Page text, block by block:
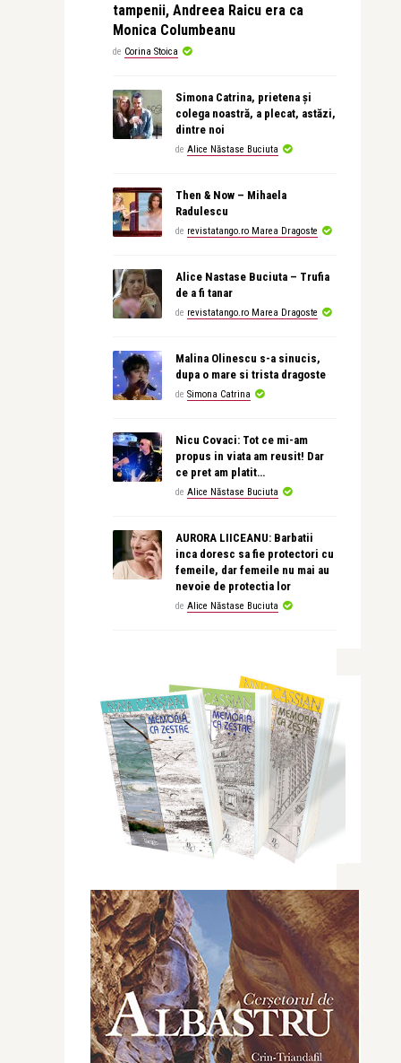
tampenii, Andreea Raicu era ca
Monica Columbeanu
de Corina Stoica
Simona Catrina, prietena și
colega noastră, a plecat, astăzi,
dintre noi
de Alice Năstase Buciuta
Then & Now – Mihaela
Radulescu
de revistatango.ro Marea Dragoste
Alice Nastase Buciuta – Trufia
de a fi tanar
de revistatango.ro Marea Dragoste
Malina Olinescu s-a sinucis,
dupa o mare si trista dragoste
de Simona Catrina
Nicu Covaci: Tot ce mi-am
propus in viata am reusit! Dar
ce pret am platit…
de Alice Năstase Buciuta
AURORA LIICEANU: Barbatii
inca doresc sa fie protectori cu
femeile, dar femeile nu mai au
nevoie de protectia lor
de Alice Năstase Buciuta